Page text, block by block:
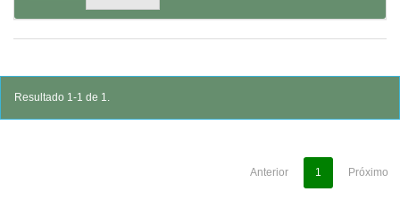
Resultado 1-1 de 1.
Anterior 1 Próximo